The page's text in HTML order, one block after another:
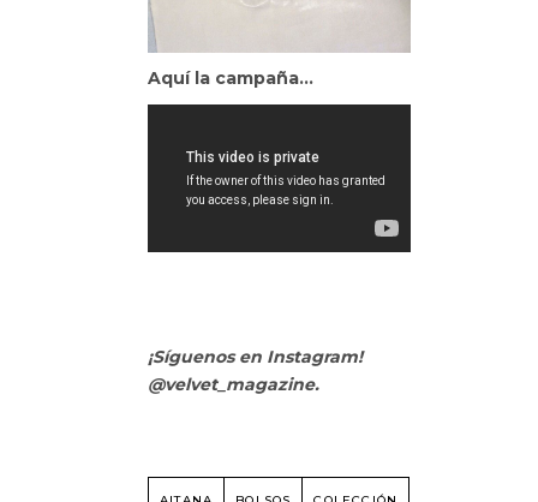
Aquí la campaña…
¡Síguenos en Instagram!
@velvet_magazine.